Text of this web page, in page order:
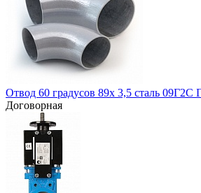
Отвод 60 градусов 89х 3,5 сталь 09Г2С
Договорная